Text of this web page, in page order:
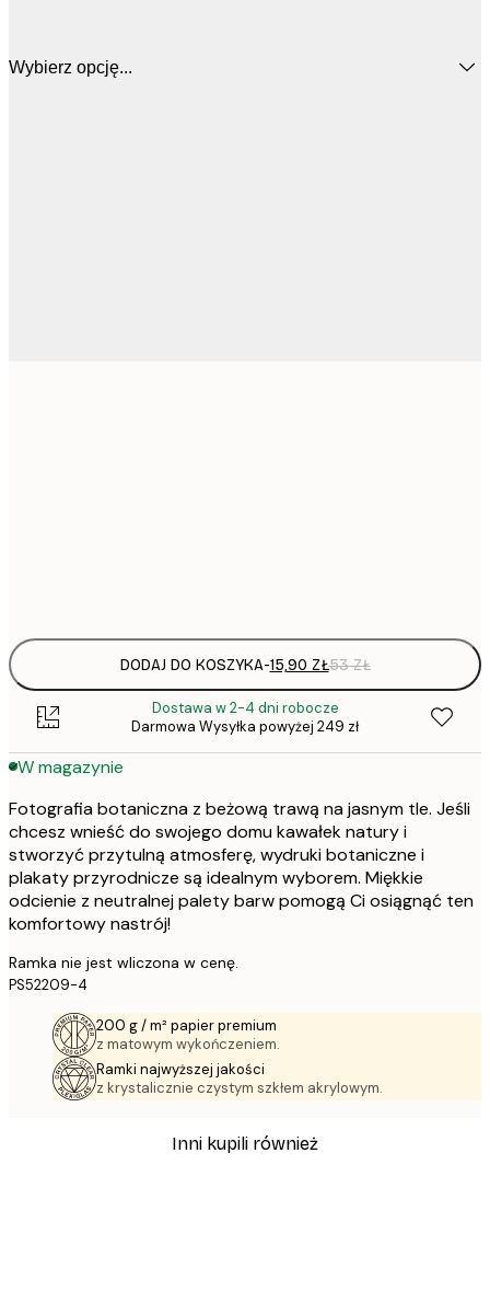
Wybierz opcję...
DODAJ DO KOSZYKA-15,90 ZŁ53 ZŁ
Dostawa w 2-4 dni robocze
Darmowa Wysyłka powyżej 249 zł
W magazynie
Fotografia botaniczna z beżową trawą na jasnym tle. Jeśli
chcesz wnieść do swojego domu kawałek natury i
stworzyć przytulną atmosferę, wydruki botaniczne i
plakaty przyrodnicze są idealnym wyborem. Miękkie
odcienie z neutralnej palety barw pomogą Ci osiągnąć ten
komfortowy nastrój!
Ramka nie jest wliczona w cenę.
PS52209-4
200 g / m² papier premium
z matowym wykończeniem.
Ramki najwyższej jakości
z krystalicznie czystym szkłem akrylowym.
Inni kupili również